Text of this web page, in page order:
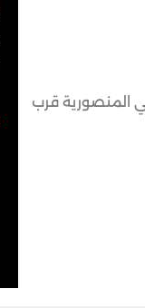
في المنصورية قرب